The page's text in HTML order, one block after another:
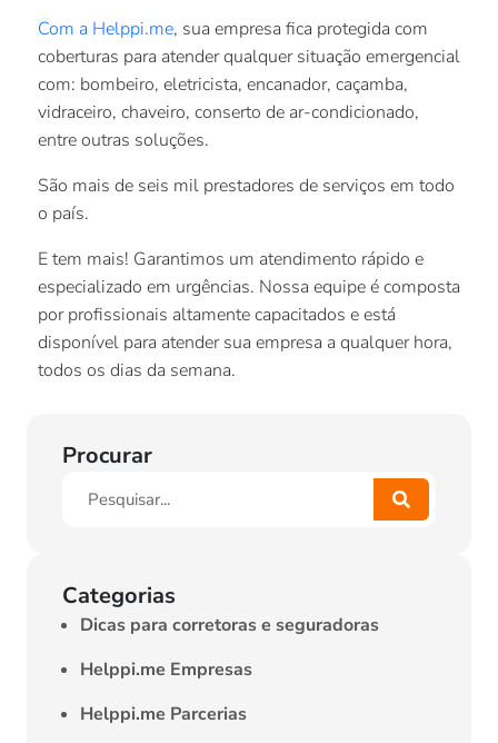
Com a Helppi.me, sua empresa fica protegida com
coberturas para atender qualquer situação emergencial
com: bombeiro, eletricista, encanador, caçamba,
vidraceiro, chaveiro, conserto de ar-condicionado,
entre outras soluções.
São mais de seis mil prestadores de serviços em todo
o país.
E tem mais! Garantimos um atendimento rápido e
especializado em urgências. Nossa equipe é composta
por profissionais altamente capacitados e está
disponível para atender sua empresa a qualquer hora,
todos os dias da semana.
Procurar
Categorias
Dicas para corretoras e seguradoras
Helppi.me Empresas
Helppi.me Parcerias